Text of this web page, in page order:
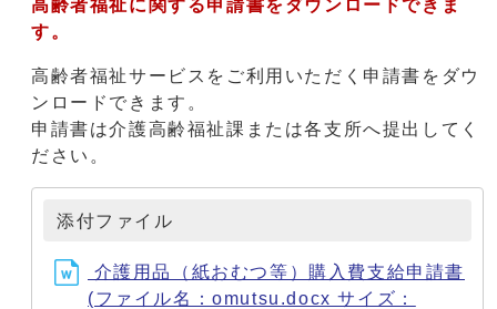
高齢者福祉に関する申請書をダウンロードできま
す。
高齢者福祉サービスをご利用いただく申請書をダウ
ンロードできます。
申請書は介護高齢福祉課または各支所へ提出してく
ださい。
添付ファイル
介護用品（紙おむつ等）購入費支給申請書
(ファイル名：omutsu.docx サイズ：